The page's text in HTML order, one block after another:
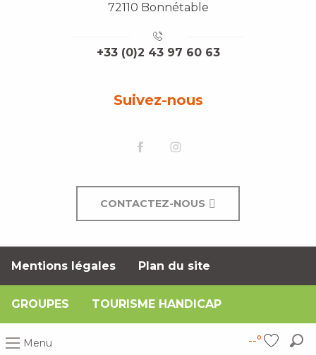
Menu --°
72110 Bonnétable
+33 (0)2 43 97 60 63
Suivez-nous
CONTACTEZ-NOUS
Mentions légales Plan du site
GROUPES TOURISME HANDICAP